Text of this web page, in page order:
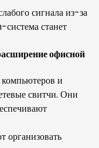
сигнала из-за
станет
офисной
и
свитчи. Они
организовать